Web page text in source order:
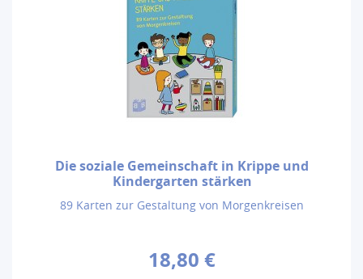
Die soziale Gemeinschaft in Krippe und
Kindergarten stärken
89 Karten zur Gestaltung von Morgenkreisen
18,80 €